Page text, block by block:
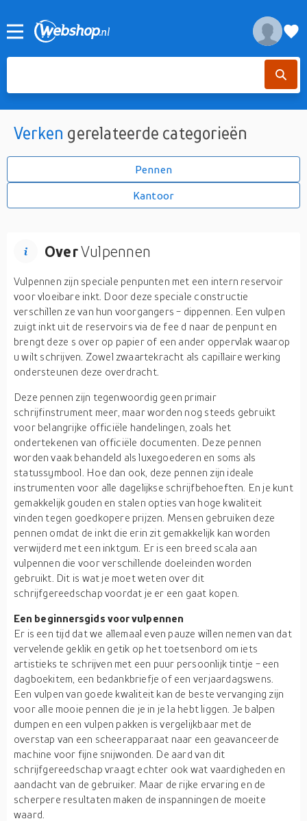
Verken gerelateerde categorieën
Pennen
Kantoor
OverVulpennen
Vulpennen zijn speciale penpunten met een intern reservoir
voor vloeibare inkt. Door deze speciale constructie
verschillen ze van hun voorgangers - dippennen. Een vulpen
zuigt inkt uit de reservoirs via de fee d naar de penpunt en
brengt deze s over op papier of een ander oppervlak waarop
u wilt schrijven. Zowel zwaartekracht als capillaire werking
ondersteunen deze overdracht.
Deze pennen zijn tegenwoordig geen primair
schrijfinstrument meer, maar worden nog steeds gebruikt
voor belangrijke officiële handelingen, zoals het
ondertekenen van officiële documenten. Deze pennen
worden vaak behandeld als luxegoederen en soms als
statussymbool. Hoe dan ook, deze pennen zijn ideale
instrumenten voor alle dagelijkse schrijfbehoeften. En je kunt
gemakkelijk gouden en stalen opties van hoge kwaliteit
vinden tegen goedkopere prijzen. Mensen gebruiken deze
pennen omdat de inkt die erin zit gemakkelijk kan worden
verwijderd met een inktgum. Er is een breed scala aan
vulpennen die voor verschillende doeleinden worden
gebruikt. Dit is wat je moet weten over dit
schrijfgereedschap voordat je er een gaat kopen.
Een beginnersgids voor vulpennen
Er is een tijd dat we allemaal even pauze willen nemen van dat
vervelende geklik en getik op het toetsenbord om iets
artistieks te schrijven met een puur persoonlijk tintje - een
dagboekitem, een bedankbriefje of een verjaardagswens.
Een vulpen van goede kwaliteit kan de beste vervanging zijn
voor alle mooie pennen die je in je la hebt liggen. Je balpen
dumpen en een vulpen pakken is vergelijkbaar met de
overstap van een scheerapparaat naar een geavanceerde
machine voor fijne snijwonden. De aard van dit
schrijfgereedschap vraagt echter ook wat vaardigheden en
aandacht van de gebruiker. Maar de rijke ervaring en de
scherpere resultaten maken de inspanningen de moeite
waard.